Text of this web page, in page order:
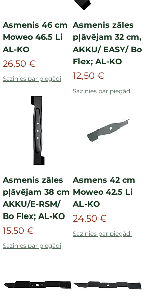
Asmenis 46 cm
Moweo 46.5 Li
AL-KO
Cena
26,50 €
Sazinies par piegādi
Asmenis zāles
pļāvējam 32 cm,
AKKU/ EASY/ Bo
Flex; AL-KO
Cena
12,50 €
Sazinies par piegādi
Asmenis zāles
pļāvējam 38 cm
AKKU/E-RSM/
Bo Flex; AL-KO
Cena
15,50 €
Sazinies par piegādi
Asmens 42 cm
Moweo 42.5 Li
AL-KO
Cena
24,50 €
Sazinies par piegādi